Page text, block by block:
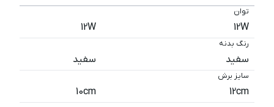
توان
12W
12W
رنگ بدنه
سفید سفید
سایز برش
12cm
10cm